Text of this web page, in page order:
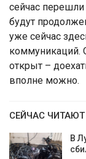
сейчас
будут
уже сейчас
коммуникаций.
открыт –
вполне можно.
СЕЙЧАС ЧИТАЮТ
В